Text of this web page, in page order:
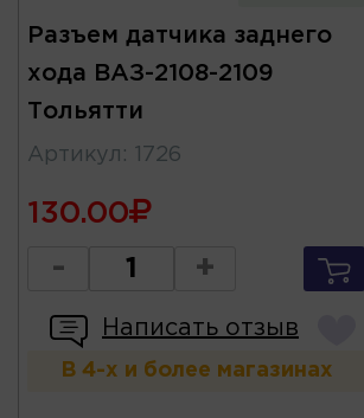
Разъем датчика заднего
хода ВАЗ-2108-2109
Тольятти
Артикул : 1726
130.00
- +
Написать отзыв
В 4-х и более магазинах